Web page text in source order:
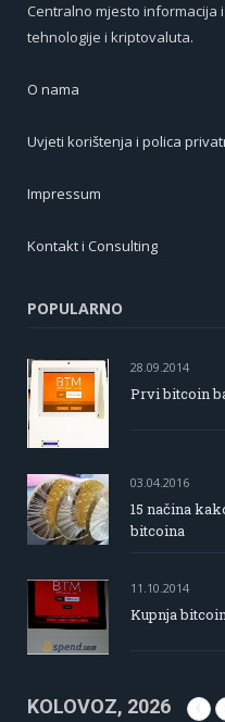
Centralno mjesto informacija
tehnologije i kriptovaluta.
O nama
Uvjeti korištenja i polica
Impressum
Kontakt i Consulting
POPULARNO
28.09.2014
Prvi bitcoin
03.04.2016
15 načina
bitcoina
11.10.2014
Kupnja
KOLOVOZ, 2026